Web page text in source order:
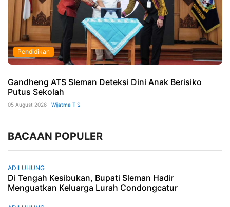
Pendidikan
Gandheng ATS Sleman Deteksi Dini Anak Berisiko
Putus Sekolah
05 August 2026 | Wijatma T S
BACAAN POPULER
ADILUHUNG
Di Tengah Kesibukan, Bupati Sleman Hadir
Menguatkan Keluarga Lurah Condongcatur